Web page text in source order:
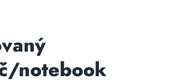
notebook